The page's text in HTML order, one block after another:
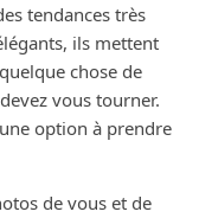
tendances très
ils mettent
chose de
vous tourner.
option à prendre
de vous et de